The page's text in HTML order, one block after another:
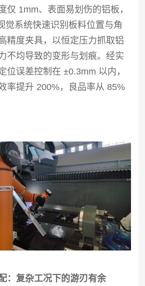
仅 1mm、表面易划伤的铝板，
觉系统快速识别板料位置与角
精度夹具，以恒定压力抓取铝
不均导致的变形与划痕。经实
位误差控制在 ±0.3mm 以内，
率提升 200%，良品率从 85%
：复杂工况下的游刃有余